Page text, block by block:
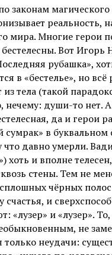
законам магического
реальность,
мира. Многие герои
Вот Игорь
рубашка»,
в «бестелье», но всё
тела (такой
нечему: души-то нет.
да и герои
в
что давно умерли.
хоть и вполне
стены. Тем не
чёрных
счастья, и
«лузер» и «лузер».
не
только неудачи: